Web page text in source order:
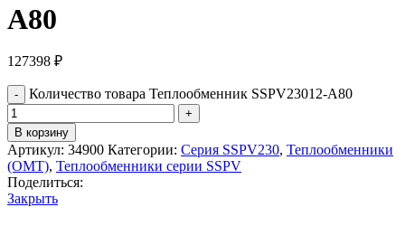
A80
127398 ₽
Количество товара Теплообменник SSPV23012-A80
В корзину
Артикул: 34900 Категории: Серия SSPV230, Теплообменники
(OMT), Теплообменники серии SSPV
Поделиться:
Закрыть